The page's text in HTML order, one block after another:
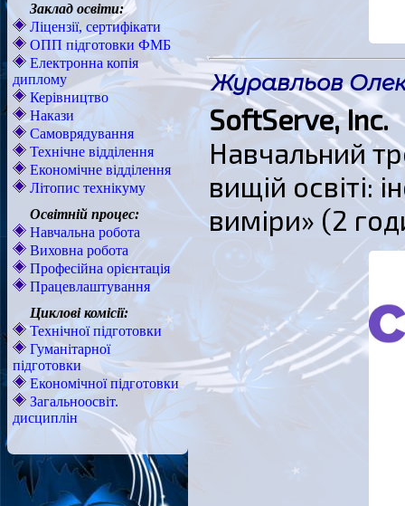
Заклад освіти:
Ліцензії, сертифікати
ОПП підготовки ФМБ
Електронна копія
диплому
Керівництво
Накази
Самоврядування
Технічне відділення
Економічне відділення
Літопис технікуму
Освітній процес:
Навчальна робота
Виховна робота
Професійна орієнтація
Працевлаштування
Циклові комісії:
Технічної підготовки
Гуманітарної
підготовки
Економічної підготовки
Загальноосвіт.
дисциплін
Журавльов
SoftServe, Inc.
Навчальний
вищій освіті:
виміри» (2